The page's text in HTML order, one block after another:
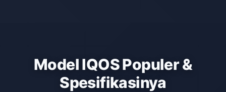
Model IQOS Populer &
Spesifikasinya